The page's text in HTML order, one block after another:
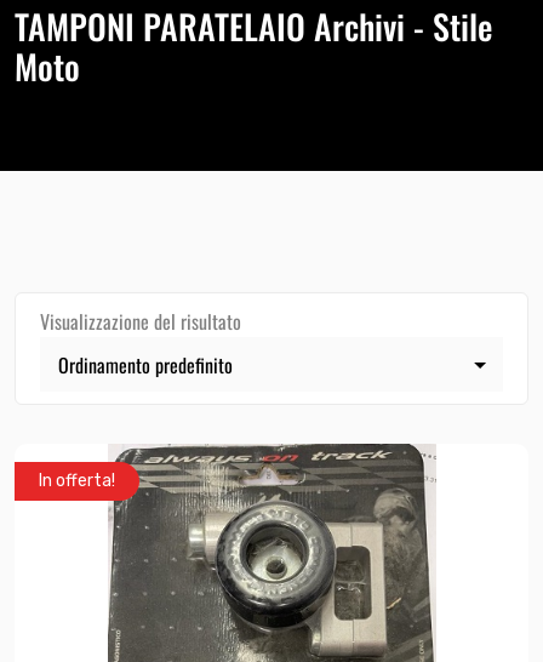
TAMPONI PARATELAIO Archivi - Stile
Moto
Visualizzazione del risultato
In offerta!